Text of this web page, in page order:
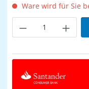
Ware wird für Sie
Produkt